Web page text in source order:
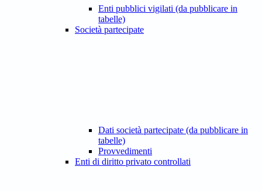
Enti pubblici vigilati (da pubblicare in
tabelle)
Società partecipate
Dati società partecipate (da pubblicare in
tabelle)
Provvedimenti
Enti di diritto privato controllati